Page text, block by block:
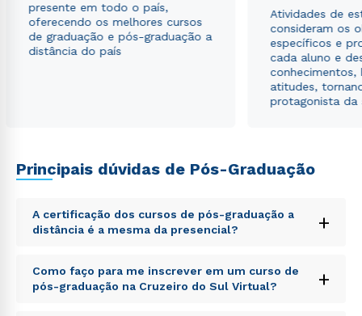
presente em todo o país,
oferecendo os melhores cursos
de graduação e pós-graduação a
distância do país
Atividades de
consideram os
específicos e
cada aluno e
conhecimentos,
atitudes,
protagonista da
Principais dúvidas de Pós-Graduação
A certificação dos cursos de pós-graduação a
distância é a mesma da presencial?
+
Sed ut perspiciatis unde omnis iste natus error sit
voluptatem accusantium doloremque laudantium,
totam rem aperiam, eaque ipsa quae ab illo inventore
Como faço para me inscrever em um curso de
pós-graduação na Cruzeiro do Sul Virtual?
+